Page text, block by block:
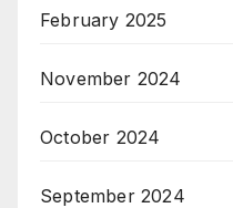
February 2025
November 2024
October 2024
September 2024